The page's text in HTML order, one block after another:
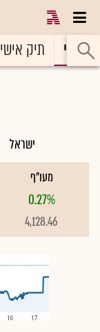
ראשי תיק אישי
ישראל
מעו"ף
0.27%
4,128.46